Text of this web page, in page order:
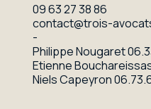
09 63 27 38 86
contact@trois-
-
Philippe Nougaret
Etienne
Niels Capeyron